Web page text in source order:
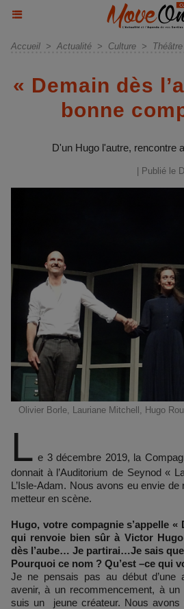
Accueil > Actualité > Culture > Théâtre
« Demain dès
bonne
D'un Hugo l'autre, rencontre
| Publié le
Olivier Borle, Lauriane Mitchell, Hugo
L e 3 décembre 2019, la
donnait à l’Auditorium de Seynod «
L’Isle-Adam. Nous avons eu envie
metteur en scène.
Hugo, votre compagnie s’appelle «
qui renvoie bien sûr à Victor
dès l’aube… Je partirai…Je sais
Pourquoi ce nom ? Qu’est –ce qui
Je ne pensais pas au début d’une
avenir, à un recommencement, à
suis un jeune créateur. Nous avons